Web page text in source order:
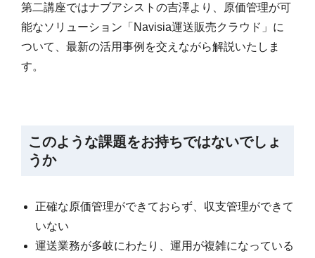
第二講座ではナブアシストの吉澤より、原価管理が可
能なソリューション「Navisia運送販売クラウド」に
ついて、最新の活用事例を交えながら解説いたしま
す。
このような課題をお持ちではないでしょ
うか
正確な原価管理ができておらず、収支管理ができて
いない
運送業務が多岐にわたり、運用が複雑になっている